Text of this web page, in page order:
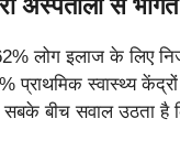
अस्पतालों से
लोग इलाज के लिए
प्राथमिक स्वास्थ्य
बीच सवाल उठता है